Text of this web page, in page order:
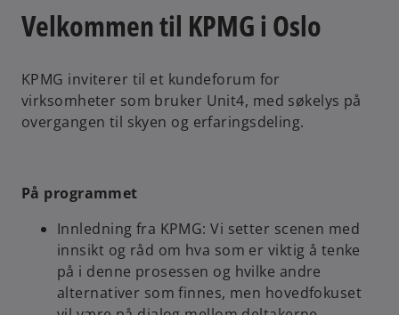
Velkommen til KPMG i Oslo
KPMG inviterer til et kundeforum for
virksomheter som bruker Unit4, med søkelys på
overgangen til skyen og erfaringsdeling.
På programmet
Innledning fra KPMG: Vi setter scenen med
innsikt og råd om hva som er viktig å tenke
på i denne prosessen og hvilke andre
alternativer som finnes, men hovedfokuset